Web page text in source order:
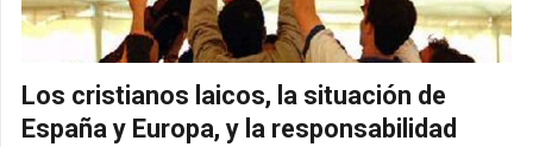
Los cristianos laicos, la situación de
España y Europa, y la responsabilidad